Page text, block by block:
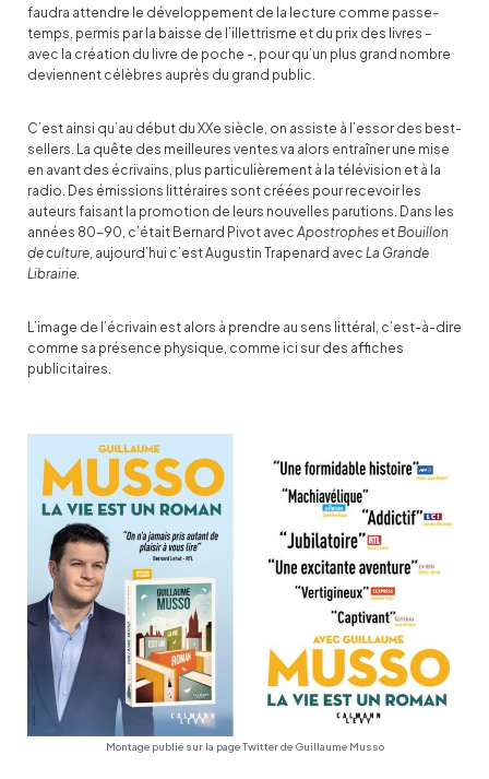
faudra attendre le développement de la lecture comme passe-
temps, permis par la baisse de l’illettrisme et du prix des livres –
avec la création du livre de poche -, pour qu’un plus grand nombre
deviennent célèbres auprès du grand public.
C’est ainsi qu’au début du XXe siècle, on assiste à l’essor des best-
sellers. La quête des meilleures ventes va alors entraîner une mise
en avant des écrivains, plus particulièrement à la télévision et à la
radio. Des émissions littéraires sont créées pour recevoir les
auteurs faisant la promotion de leurs nouvelles parutions. Dans les
années 80-90, c’était Bernard Pivot avecApostrophes etBouillon
de culture, aujourd’hui c’est Augustin Trapenard avec La Grande
Librairie.
L’image de l’écrivain est alors à prendre au sens littéral, c’est-à-dire
comme sa présence physique, comme ici sur des affiches
publicitaires.
Montage publié sur la page Twitter de Guillaume Musso